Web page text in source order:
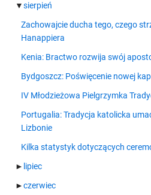
▼sierpień
Zachowajcie ducha tego, czego
Hanappiera
Kenia: Bractwo rozwija swój
Bydgoszcz: Poświęcenie nowej
IV Młodzieżowa Pielgrzymka
Portugalia: Tradycja katolicka
Lizbonie
Kilka statystyk dotyczących
► lipiec
►czerwiec